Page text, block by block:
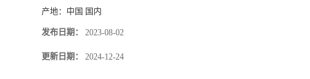
产地： 中国 国内
发布日期： 2023-08-02
更新日期： 2024-12-24